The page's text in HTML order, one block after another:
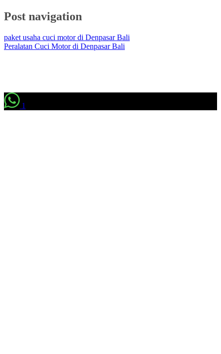
Post navigation
paket usaha cuci motor di Denpasar Bali
Peralatan Cuci Motor di Denpasar Bali
1